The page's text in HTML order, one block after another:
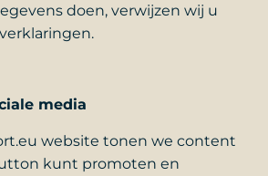
doen, verwijzen wij u
media
website tonen we content
kunt promoten en